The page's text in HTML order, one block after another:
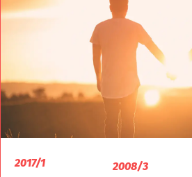
2017/1
2008/3